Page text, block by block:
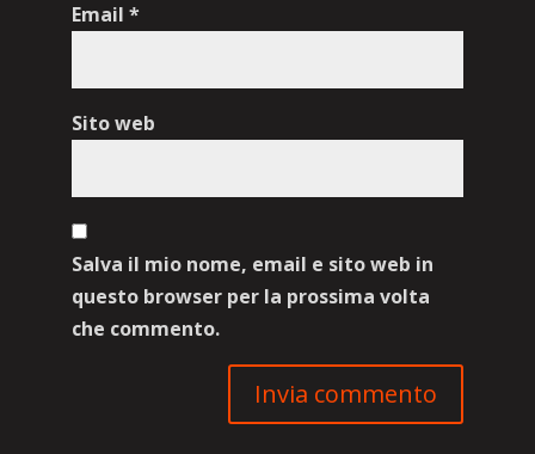
Email *
Sito web
Salva il mio nome, email e sito web in
questo browser per la prossima volta
che commento.